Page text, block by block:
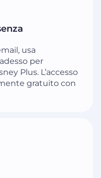
usa
per
Plus. L’accesso
gratuito con